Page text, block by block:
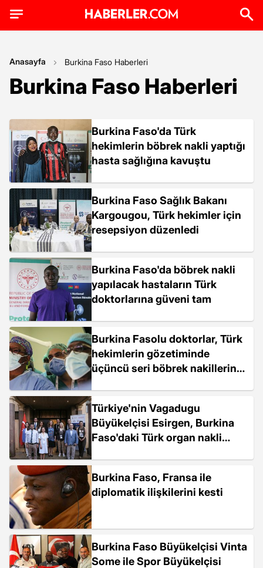
Anasayfa Burkina Faso Haberleri
Burkina Faso Haberleri
Burkina Faso'da Türk
hekimlerin böbrek nakli yaptığı
hasta sağlığına kavuştu
Burkina Faso Sağlık Bakanı
Kargougou, Türk hekimler için
resepsiyon düzenledi
Burkina Faso'da böbrek nakli
yapılacak hastaların Türk
doktorlarına güveni tam
Burkina Fasolu doktorlar, Türk
hekimlerin gözetiminde
üçüncü seri böbrek nakillerine
Türkiye'nin Vagadugu
Büyükelçisi Esirgen, Burkina
Faso'daki Türk organ nakli
Burkina Faso, Fransa ile
diplomatik ilişkilerini kesti
Burkina Faso Büyükelçisi Vinta
Some ile Spor Büyükelçisi